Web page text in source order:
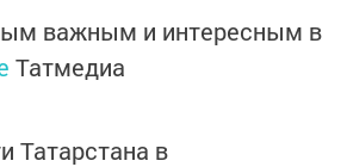
важным и интересным в
Татмедиа
Татарстана в